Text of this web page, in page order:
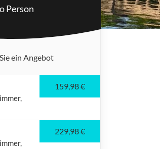
Person
ein Angebot
159,98 €
229,98 €